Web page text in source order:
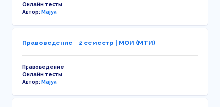
Онлайн тесты
Автор:Majya
Правоведение - 2 семестр | МОИ (МТИ)
Правоведение
Онлайн тесты
Автор:Majya